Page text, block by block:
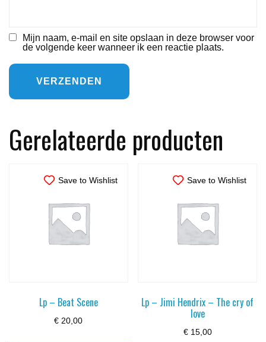
Mijn naam, e-mail en site opslaan in deze browser voor
de volgende keer wanneer ik een reactie plaats.
Gerelateerde producten
Save to Wishlist
Lp – Beat Scene
€ 20,00
Save to Wishlist
Lp – Jimi Hendrix – The cry of
love
€15,00